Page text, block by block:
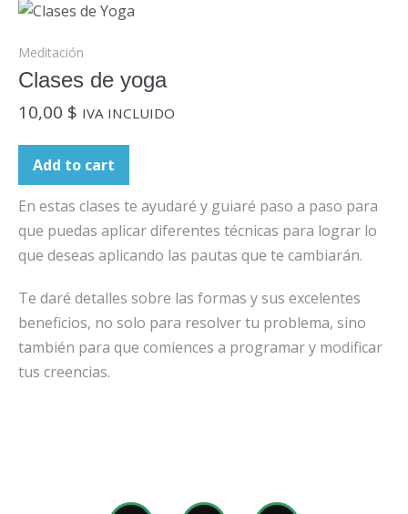
Meditación
Clases de yoga
10,00 $ IVA INCLUIDO
Add to cart
En estas clases te ayudaré y guiaré paso a paso para
que puedas aplicar diferentes técnicas para lograr lo
que deseas aplicando las pautas que te cambiarán.
Te daré detalles sobre las formas y sus excelentes
beneficios, no solo para resolver tu problema, sino
también para que comiences a programar y modificar
tus creencias.